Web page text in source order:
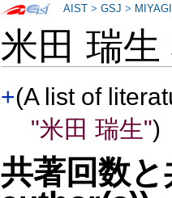
米田 瑞
+(A list of
"米田 瑞生")
共著回数
AIST >GSJ >